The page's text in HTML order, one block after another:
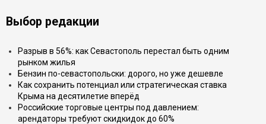
Выбор редакции
Разрыв в 56%: как Севастополь перестал быть одним
рынком жилья
Бензин по-севастопольски: дорого, но уже дешевле
Как сохранить потенциал или стратегическая ставка
Крыма на десятилетие вперёд
Российские торговые центры под давлением:
арендаторы требуют скидкидок до 60%